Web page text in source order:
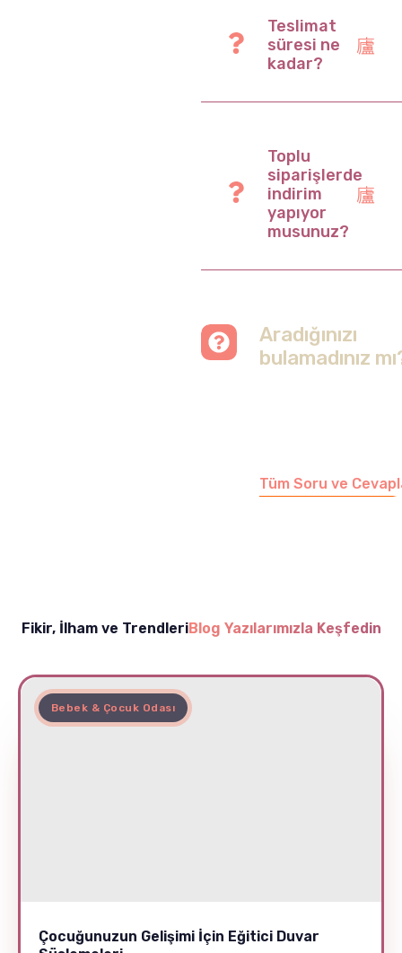
Teslimat
süresi ne
kadar?
Toplu
siparişlerde
indirim
yapıyor
musunuz?
Aradığınızı
bulamadınız
Tüm Soru ve
Fikir, İlham ve TrendleriBlog Yazılarımızla Keşfedin
Bebek & Çocuk Odası
Çocuğunuzun Gelişimi İçin Eğitici Duvar